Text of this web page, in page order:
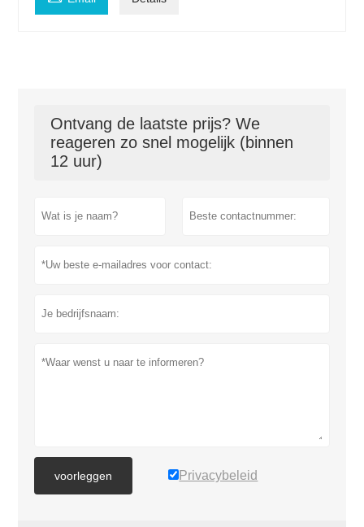
Ontvang de laatste prijs? We
reageren zo snel mogelijk (binnen
12 uur)
voorleggen Privacybeleid